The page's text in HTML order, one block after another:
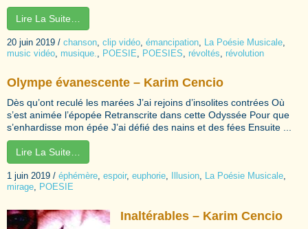
Lire La Suite…
20 juin 2019 / chanson clip vidéo émancipation La Poésie Musicale
music vidéo musique. POESIE POESIES révoltés révolution
Olympe évanescente – Karim Cencio
Dès qu’ont reculé les marées J’ai rejoins d’insolites contrées Où
s’est animée l’épopée Retranscrite dans cette Odyssée Pour que
s’enhardisse mon épée J’ai défié des nains et des fées Ensuite ...
Lire La Suite…
1 juin 2019 / éphémère espoir, euphorie Illusion La Poésie Musicale
mirage
POESIE
Inaltérables – Karim Cencio